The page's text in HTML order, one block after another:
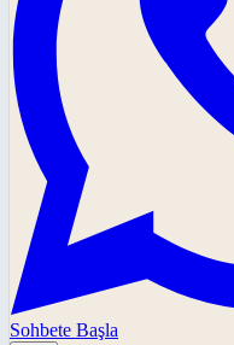
Sohbete Başla